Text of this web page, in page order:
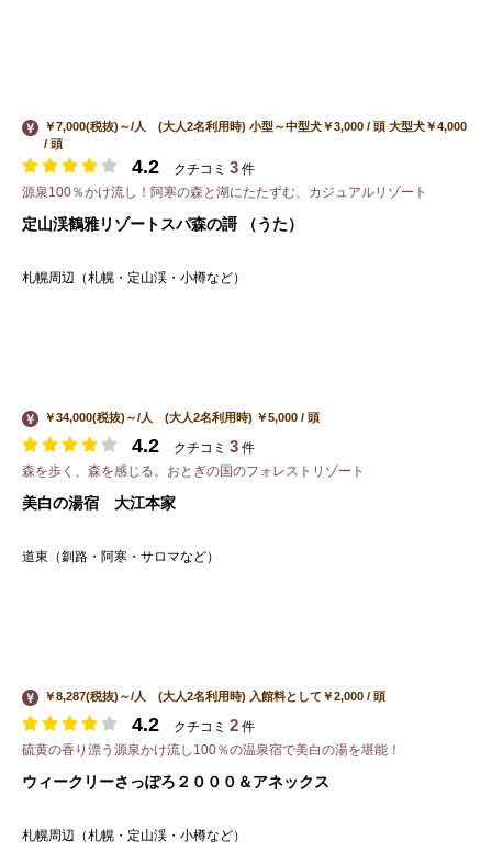
￥7,000(税抜)～/人 (大人2名利用時) 小型～中型犬￥3,000 / 頭 大型犬￥4,000
/ 頭
4.2 クチコミ 3 件
源泉100％かけ流し！阿寒の森と湖にたたずむ、カジュアルリゾート
定山渓鶴雅リゾートスパ森の謌 （うた）
札幌周辺（札幌・定山渓・小樽など）
￥34,000(税抜)～/人 (大人2名利用時) ￥5,000 / 頭
4.2 クチコミ 3 件
森を歩く、森を感じる。おとぎの国のフォレストリゾート
美白の湯宿 大江本家
道東（釧路・阿寒・サロマなど）
￥8,287(税抜)～/人 (大人2名利用時) 入館料として￥2,000 / 頭
4.2 クチコミ 2 件
硫黄の香り漂う源泉かけ流し100％の温泉宿で美白の湯を堪能！
ウィークリーさっぽろ２０００＆アネックス
札幌周辺（札幌・定山渓・小樽など）